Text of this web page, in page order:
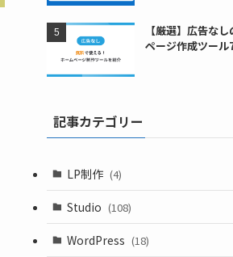
【厳選】広告な
ページ作成ツール
記事カテゴリー
LP制作 (4)
Studio (108)
WordPress (18)